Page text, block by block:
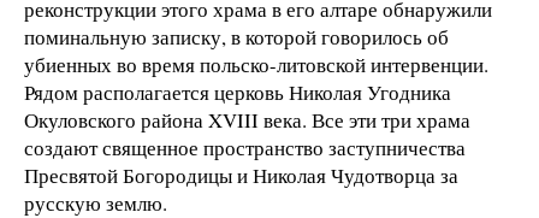
реконструкции этого храма в его алтаре обнаружили
поминальную записку, в которой говорилось об
убиенных во время польско-литовской интервенции.
Рядом располагается церковь Николая Угодника
Окуловского района XVIII века. Все эти три храма
создают священное пространство заступничества
Пресвятой Богородицы и Николая Чудотворца за
русскую землю.